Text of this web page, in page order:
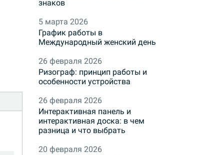
знаков
5 марта 2026
График работы в
Международный женский день
26 февраля 2026
Ризограф: принцип работы и
особенности устройства
26 февраля 2026
Интерактивная панель и
интерактивная доска: в чем
разница и что выбрать
20 февраля 2026